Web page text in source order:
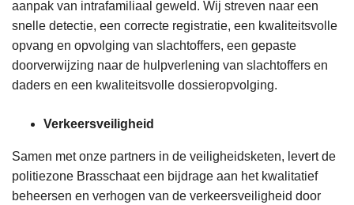
aanpak van intrafamiliaal geweld. Wij streven naar een
snelle detectie, een correcte registratie, een kwaliteitsvolle
opvang en opvolging van slachtoffers, een gepaste
doorverwijzing naar de hulpverlening van slachtoffers en
daders en een kwaliteitsvolle dossieropvolging.
Verkeersveiligheid
Samen met onze partners in de veiligheidsketen, levert de
politiezone Brasschaat een bijdrage aan het kwalitatief
beheersen en verhogen van de verkeersveiligheid door